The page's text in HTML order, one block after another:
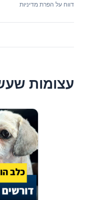
דווח על הפרת מדיניות
עצומות